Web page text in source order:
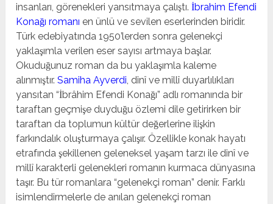
insanları, görenekleri yansıtmaya çalıştı.İbrahim Efendi
Konağı romanı en ünlü ve sevilen eserlerinden biridir.
Türk edebiyatında 1950’lerden sonra gelenekçi
yaklaşımla verilen eser sayısı artmaya başlar.
Okuduğunuz roman da bu yaklaşımla kaleme
alınmıştır.Samiha Ayverdi, dinî ve millî duyarlılıkları
yansıtan “İbrâhim Efendi Konağı” adlı romanında bir
taraftan geçmişe duyduğu özlemi dile getirirken bir
taraftan da toplumun kültür değerlerine ilişkin
farkındalık oluşturmaya çalışır. Özellikle konak hayatı
etrafında şekillenen geleneksel yaşam tarzı ile dinî ve
millî karakterli gelenekleri romanın kurmaca dünyasına
taşır. Bu tür romanlara “gelenekçi roman” denir. Farklı
isimlendirmelerle de anılan gelenekçi roman